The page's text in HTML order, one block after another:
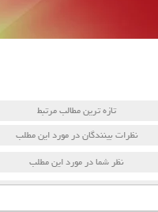
تازه ترین مطالب مرتبط
نظرات بینندگان در مورد این مطلب
نظر شما در مورد این مطلب